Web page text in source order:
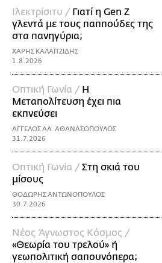
Ιλεκτρίσιτυ / Γιατί η Gen Z
γλεντά με τους παππούδες της
στα πανηγύρια;
ΧΑΡΗΣ ΚΑΛΑΪΤΖΙΔΗΣ
1.8.2026
Οπτική Γωνία / Η
Μεταπολίτευση έχει πια
εκπνεύσει
ΑΓΓΕΛΟΣ ΑΛ. ΑΘΑΝΑΣΟΠΟΥΛΟΣ
31.7.2026
Οπτική Γωνία /Στη σκιά του
μίσους
ΘΟΔΩΡΗΣ ΑΝΤΩΝΟΠΟΥΛΟΣ
30.7.2026
Νέος Άγνωστος Κόσμος /
«Θεωρία του τρελού» ή
γεωπολιτική σαπουνόπερα;